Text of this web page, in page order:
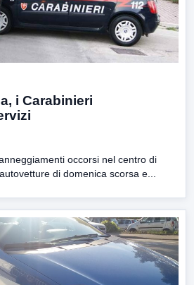
i Carabinieri
occorsi nel centro di
di domenica scorsa e...